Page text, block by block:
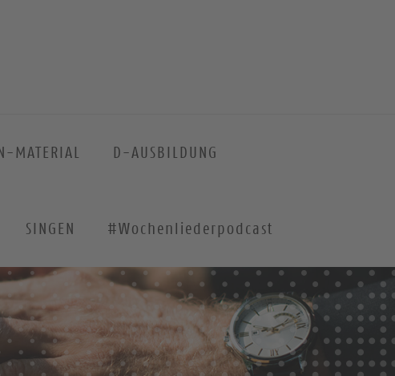
MATERIAL D-AUSBILDUNG
SINGEN #Wochenliederpodcast